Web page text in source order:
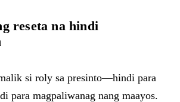
reseta na hindi
si roly sa presinto—hindi para
para magpaliwanag nang maayos.